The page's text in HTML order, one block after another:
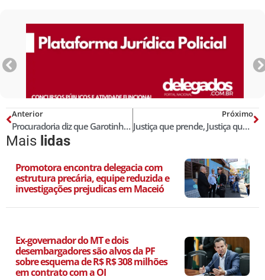
Anterior
Procuradoria diz que Garotinho ofereceu suborno para não ser preso; defesa nega
Próximo
Justiça que prende, Justiça que solta
Mais lidas
Promotora encontra delegacia com
estrutura precária, equipe reduzida e
investigações prejudicas em Maceió
Ex-governador do MT e dois
desembargadores são alvos da PF
sobre esquema de R$ R$ 308 milhões
em contrato com a OI